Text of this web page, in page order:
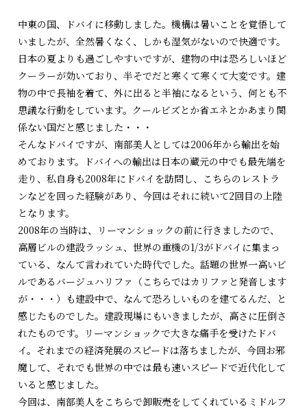
中東の国、ドバイに移動しました。機構は暑いことを覚悟して
いましたが、全然暑くなく、しかも湿気がないので快適です。
日本の夏よりも過ごしやすいですが、建物の中は恐ろしいほど
クーラーが効いており、半そでだと寒くて寒くて大変です。建
物の中で長袖を着て、外に出ると半袖になるという、何とも不
思議な行動をしています。クールビズとか省エネとかあまり関
係ない国だと感じました・・・
そんなドバイですが、南部美人としては2006年から輸出を始
めております。ドバイへの輸出は日本の蔵元の中でも最先端を
走り、私自身も2008年にドバイを訪問し、こちらのレストラ
ンなどを回った経験があり、今回はそれに続いて2回目の上陸
となります。
2008年の当時は、リーマンショックの前に行きましたので、
高層ビルの建設ラッシュ、世界の重機の1/3がドバイに集まっ
ている、なんて言われていた時代でした。話題の世界一高いビ
ルであるバージュハリファ（こちらではカリファと発音します
が・・・）も建設中で、なんて恐ろしいものを建てるんだ、と
感じたものでした。建設現場にもいきましたが、高さに圧倒さ
れたものです。リーマンショックで大きな痛手を受けたドバ
イ。それまでの経済発展のスピードは落ちましたが、今回お邪
魔して、それでも世界の中では最も速いスピードで近代化して
いると感じました。
今回は、南部美人をこちらで卸販売をしてくれているミドルフ